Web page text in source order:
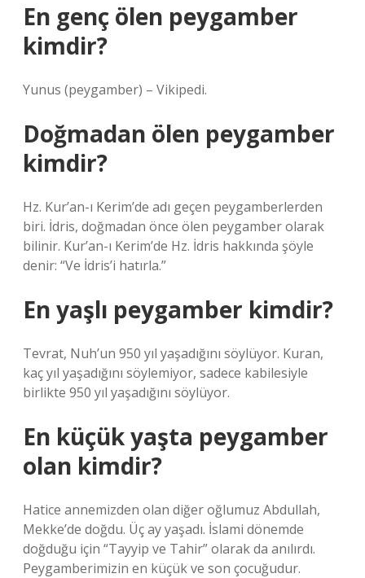
En genç ölen peygamber
kimdir?
Yunus (peygamber) – Vikipedi.
Doğmadan ölen peygamber
kimdir?
Hz. Kur’an-ı Kerim’de adı geçen peygamberlerden
biri. İdris, doğmadan önce ölen peygamber olarak
bilinir. Kur’an-ı Kerim’de Hz. İdris hakkında şöyle
denir: “Ve İdris’i hatırla.”
En yaşlı peygamber kimdir?
Tevrat, Nuh’un 950 yıl yaşadığını söylüyor. Kuran,
kaç yıl yaşadığını söylemiyor, sadece kabilesiyle
birlikte 950 yıl yaşadığını söylüyor.
En küçük yaşta peygamber
olan kimdir?
Hatice annemizden olan diğer oğlumuz Abdullah,
Mekke’de doğdu. Üç ay yaşadı. İslami dönemde
doğduğu için “Tayyip ve Tahir” olarak da anılırdı.
Peygamberimizin en küçük ve son çocuğudur.